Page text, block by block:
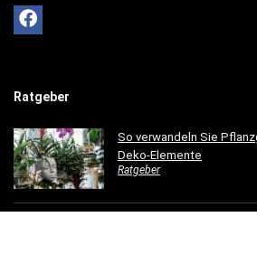
Ratgeber
So verwandeln Sie
Deko-Elemente
Ratgeber